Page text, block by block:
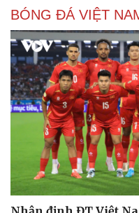
BÓNG ĐÁ VIỆT